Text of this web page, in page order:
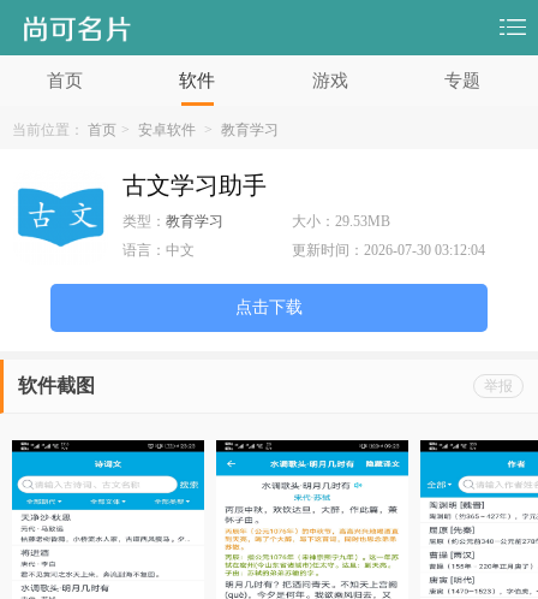
首页 软件 游戏 专题
当前位置： 首页 > 安卓软件 > 教育学习
古文学习助手
类型： 教育学习 大小：29.53MB
语言： 中文 更新时间：2026-07-30 03:12:04
点击下载
举报
软件截图